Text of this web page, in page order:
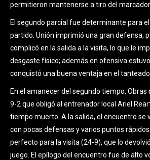
permitieron mantenerse a tiro del marcador.
El segundo parcial fue determinante para el
partido. Unión imprimió una gran defensa,
complicó en la salida a la visita, lo que le
desgaste físico; además en ofensiva
conquistó una buena ventaja en el
En el amanecer del segundo tiempo, Obras
9-2 que obligó al entrenador local Ariel
tiempo muerto. A la salida, el encuentro se
con pocas defensas y varios puntos
perfecto para la visita (24-9), que lo
juego. El epílogo del encuentro fue de alto